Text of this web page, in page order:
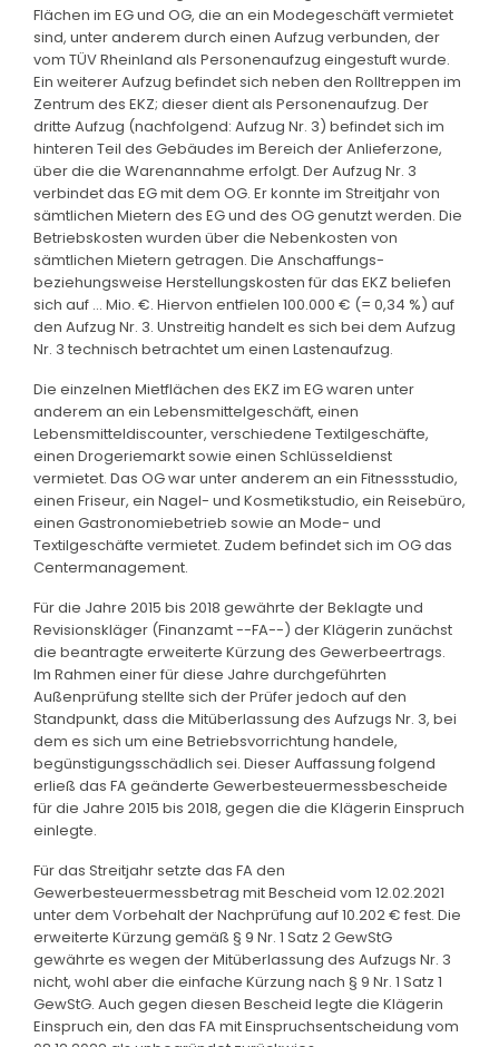
Flächen im EG und OG, die an ein Modegeschäft vermietet
sind, unter anderem durch einen Aufzug verbunden, der
vom TÜV Rheinland als Personenaufzug eingestuft wurde.
Ein weiterer Aufzug befindet sich neben den Rolltreppen im
Zentrum des EKZ; dieser dient als Personenaufzug. Der
dritte Aufzug (nachfolgend: Aufzug Nr. 3) befindet sich im
hinteren Teil des Gebäudes im Bereich der Anlieferzone,
über die die Warenannahme erfolgt. Der Aufzug Nr. 3
verbindet das EG mit dem OG. Er konnte im Streitjahr von
sämtlichen Mietern des EG und des OG genutzt werden. Die
Betriebskosten wurden über die Nebenkosten von
sämtlichen Mietern getragen. Die Anschaffungs-
beziehungsweise Herstellungskosten für das EKZ beliefen
sich auf ... Mio. €. Hiervon entfielen 100.000 € (= 0,34 %) auf
den Aufzug Nr. 3. Unstreitig handelt es sich bei dem Aufzug
Nr. 3 technisch betrachtet um einen Lastenaufzug.
Die einzelnen Mietflächen des EKZ im EG waren unter
anderem an ein Lebensmittelgeschäft, einen
Lebensmitteldiscounter, verschiedene Textilgeschäfte,
einen Drogeriemarkt sowie einen Schlüsseldienst
vermietet. Das OG war unter anderem an ein Fitnessstudio,
einen Friseur, ein Nagel- und Kosmetikstudio, ein Reisebüro,
einen Gastronomiebetrieb sowie an Mode- und
Textilgeschäfte vermietet. Zudem befindet sich im OG das
Centermanagement.
Für die Jahre 2015 bis 2018 gewährte der Beklagte und
Revisionskläger (Finanzamt --FA--) der Klägerin zunächst
die beantragte erweiterte Kürzung des Gewerbeertrags.
Im Rahmen einer für diese Jahre durchgeführten
Außenprüfung stellte sich der Prüfer jedoch auf den
Standpunkt, dass die Mitüberlassung des Aufzugs Nr. 3, bei
dem es sich um eine Betriebsvorrichtung handele,
begünstigungsschädlich sei. Dieser Auffassung folgend
erließ das FA geänderte Gewerbesteuermessbescheide
für die Jahre 2015 bis 2018, gegen die die Klägerin Einspruch
einlegte.
Für das Streitjahr setzte das FA den
Gewerbesteuermessbetrag mit Bescheid vom 12.02.2021
unter dem Vorbehalt der Nachprüfung auf 10.202 € fest. Die
erweiterte Kürzung gemäß § 9 Nr. 1 Satz 2 GewStG
gewährte es wegen der Mitüberlassung des Aufzugs Nr. 3
nicht, wohl aber die einfache Kürzung nach § 9 Nr. 1 Satz 1
GewStG. Auch gegen diesen Bescheid legte die Klägerin
Einspruch ein, den das FA mit Einspruchsentscheidung vom